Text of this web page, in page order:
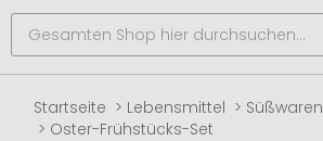
Startseite Lebensmittel Süßwaren
Oster-Frühstücks-Set